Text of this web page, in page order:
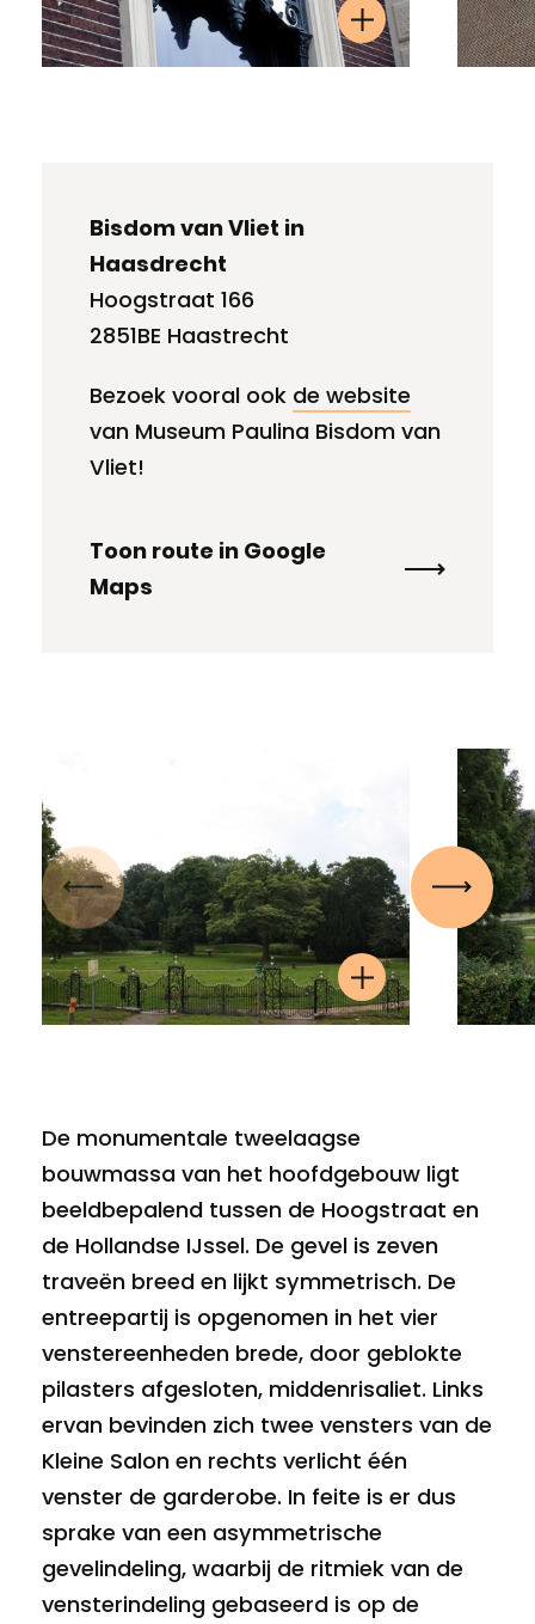
Bisdom van Vliet in
Haasdrecht
Hoogstraat 166
2851BE Haastrecht
Bezoek vooral ook de website
van Museum Paulina Bisdom van
Vliet!
Toon route in Google
Maps
Vorige
De monumentale tweelaagse
bouwmassa van het hoofdgebouw ligt
beeldbepalend tussen de Hoogstraat en
de Hollandse IJssel. De gevel is zeven
traveën breed en lijkt symmetrisch. De
entreepartij is opgenomen in het vier
venstereenheden brede, door geblokte
pilasters afgesloten, middenrisaliet. Links
ervan bevinden zich twee vensters van de
Kleine Salon en rechts verlicht één
venster de garderobe. In feite is er dus
sprake van een asymmetrische
gevelindeling, waarbij de ritmiek van de
vensterindeling gebaseerd is op de